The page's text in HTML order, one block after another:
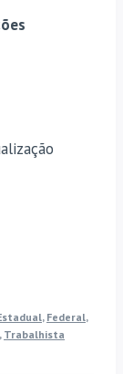
, Federal,
, Trabalhista